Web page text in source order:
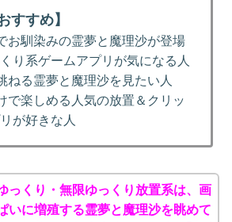
すすめ】
お馴染みの霊夢と魔理沙が登場
り系ゲームアプリが気になる人
ねる霊夢と魔理沙を見たい人
で楽しめる人気の放置＆クリッ
が好きな人
っくり・無限ゆっくり放置系は、画
いに増殖する霊夢と魔理沙を眺めて